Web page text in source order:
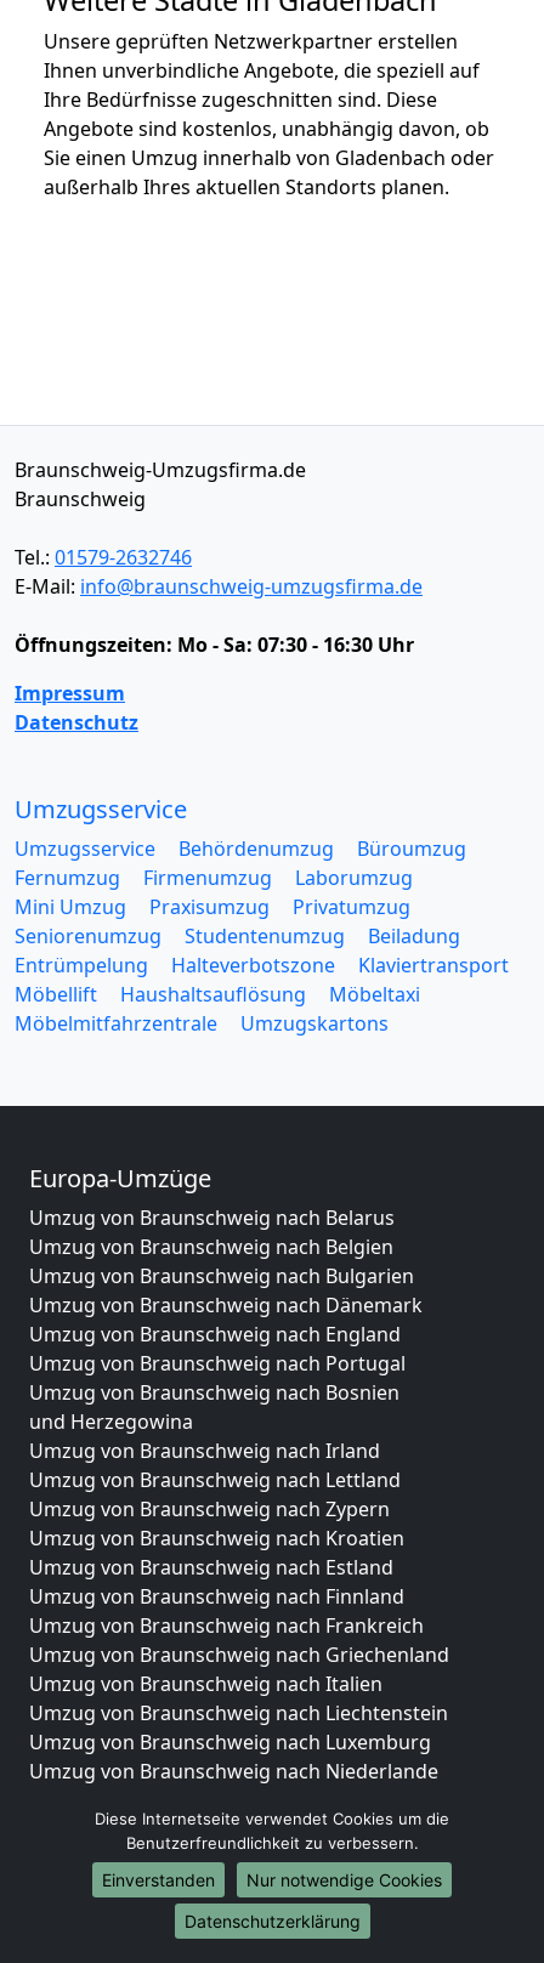
Unsere geprüften Netzwerkpartner erstellen
Ihnen unverbindliche Angebote, die speziell auf
Ihre Bedürfnisse zugeschnitten sind. Diese
Angebote sind kostenlos, unabhängig davon, ob
Sie einen Umzug innerhalb von Gladenbach oder
außerhalb Ihres aktuellen Standorts planen.
Braunschweig-Umzugsfirma.de
Braunschweig
Tel.: 01579-2632746
E-Mail: info@braunschweig-umzugsfirma.de
Öffnungszeiten: Mo - Sa: 07:30 - 16:30 Uhr
Impressum
Datenschutz
Umzugsservice
Umzugsservice Behördenumzug
Büroumzug
Fernumzug
Firmenumzug
Laborumzug
Mini Umzug
Praxisumzug
Privatumzug
Seniorenumzug
Studentenumzug
Beiladung
Entrümpelung
Halteverbotszone
Klaviertransport
Möbellift
Haushaltsauflösung
Möbeltaxi
Möbelmitfahrzentrale
Umzugskartons
Europa-Umzüge
Umzug von Braunschweig nach Belarus
Umzug von Braunschweig nach Belgien
Umzug von Braunschweig nach Bulgarien
Umzug von Braunschweig nach Dänemark
Umzug von Braunschweig nach England
Umzug von Braunschweig nach Portugal
Umzug von Braunschweig nach Bosnien
und Herzegowina
Umzug von Braunschweig nach Irland
Umzug von Braunschweig nach Lettland
Umzug von Braunschweig nach Zypern
Umzug von Braunschweig nach Kroatien
Umzug von Braunschweig nach Estland
Umzug von Braunschweig nach Finnland
Umzug von Braunschweig nach Frankreich
Umzug von Braunschweig nach Griechenland
Umzug von Braunschweig nach Italien
Umzug von Braunschweig nach Liechtenstein
Umzug von Braunschweig nach Luxemburg
Umzug von Braunschweig nach Niederlande
Umzüge-Deutschlandweit
Umzug von Braunschweig nach Berlin
Umzug von Braunschweig nach Hamburg
Umzug von Braunschweig nach München
Diese Internetseite verwendet Cookies um die
Benutzerfreundlichkeit zu verbessern.
Einverstanden
Nur notwendige Cookies
Datenschutzerklärung